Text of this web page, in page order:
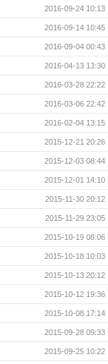
2016-09-24 10:13
2016-09-14 10:45
2016-09-04 00:43
2016-04-13 13:30
2016-03-28 22:22
2016-03-06 22:42
2016-02-04 13:15
2015-12-21 20:26
2015-12-03 08:44
2015-12-01 14:10
2015-11-30 20:12
2015-11-29 23:05
2015-10-19 08:06
2015-10-18 10:03
2015-10-13 20:12
2015-10-12 19:36
2015-10-08 17:14
2015-09-28 09:33
2015-09-25 10:22